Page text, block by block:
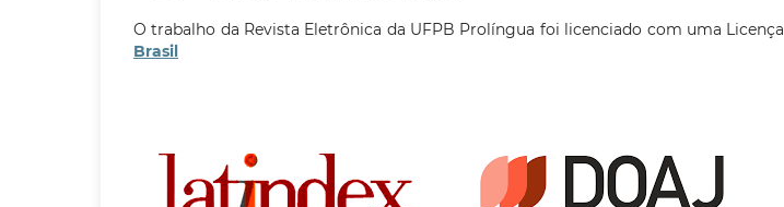
O trabalho da Revista Eletrônica da UFPB Prolíngua foi licenciado com uma Licença
Brasil